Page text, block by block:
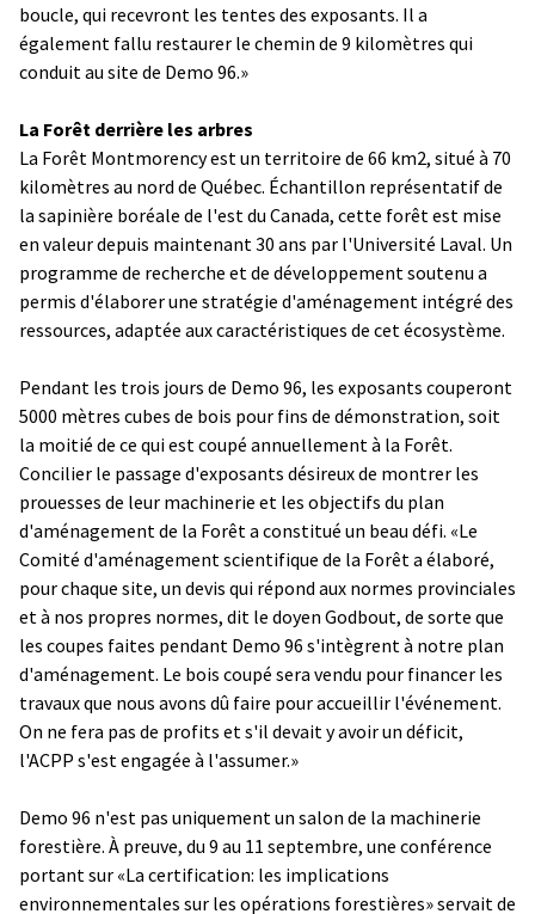
boucle, qui recevront les tentes des exposants. Il a
également fallu restaurer le chemin de 9 kilomètres qui
conduit au site de Demo 96.»
La Forêt derrière les arbres
La Forêt Montmorency est un territoire de 66 km2, situé à 70
kilomètres au nord de Québec. Échantillon représentatif de
la sapinière boréale de l'est du Canada, cette forêt est mise
en valeur depuis maintenant 30 ans par l'Université Laval. Un
programme de recherche et de développement soutenu a
permis d'élaborer une stratégie d'aménagement intégré des
ressources, adaptée aux caractéristiques de cet écosystème.
Pendant les trois jours de Demo 96, les exposants couperont
5000 mètres cubes de bois pour fins de démonstration, soit
la moitié de ce qui est coupé annuellement à la Forêt.
Concilier le passage d'exposants désireux de montrer les
prouesses de leur machinerie et les objectifs du plan
d'aménagement de la Forêt a constitué un beau défi. «Le
Comité d'aménagement scientifique de la Forêt a élaboré,
pour chaque site, un devis qui répond aux normes provinciales
et à nos propres normes, dit le doyen Godbout, de sorte que
les coupes faites pendant Demo 96 s'intègrent à notre plan
d'aménagement. Le bois coupé sera vendu pour financer les
travaux que nous avons dû faire pour accueillir l'événement.
On ne fera pas de profits et s'il devait y avoir un déficit,
l'ACPP s'est engagée à l'assumer.»
Demo 96 n'est pas uniquement un salon de la machinerie
forestière. À preuve, du 9 au 11 septembre, une conférence
portant sur «La certification: les implications
environnementales sur les opérations forestières» servait de